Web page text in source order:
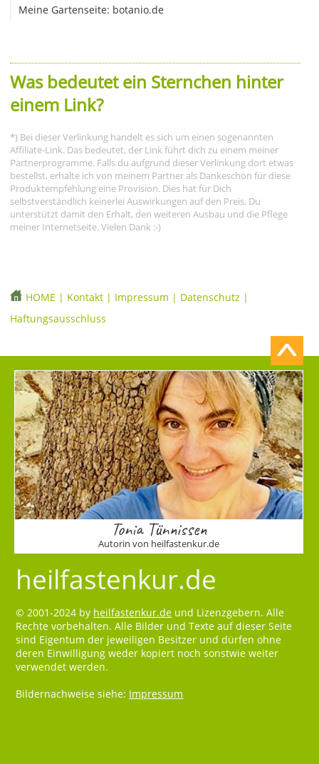
Meine Gartenseite: botanio.de
Was bedeutet ein Sternchen hinter
einem Link?
*) Bei dieser Verlinkung handelt es sich um einen sogenannten
Affiliate-Link. Das bedeutet, der Link führt dich zu einem meiner
Partnerprogramme. Falls du aufgrund dieser Verlinkung dort etwas
bestellst, erhalte ich von meinem Partner als Dankeschön für diese
Produktempfehlung eine Provision. Dies hat für Dich
selbstverständlich keinerlei Auswirkungen auf den Preis. Du
unterstützt damit den Erhalt, den weiteren Ausbau und die Pflege
meiner Internetseite. Vielen Dank :-)
HOME | Kontakt | Impressum | Datenschutz |
Haftungsausschluss
Tonia Tünnissen
Autorin von heilfastenkur.de
heilfastenkur.de
© 2001-2024 by heilfastenkur.de und Lizenzgebern. Alle
Rechte vorbehalten. Alle Bilder und Texte auf dieser Seite
sind Eigentum der jeweiligen Besitzer und dürfen ohne
deren Einwilligung weder kopiert noch sonstwie weiter
verwendet werden.
Bildernachweise siehe: Impressum